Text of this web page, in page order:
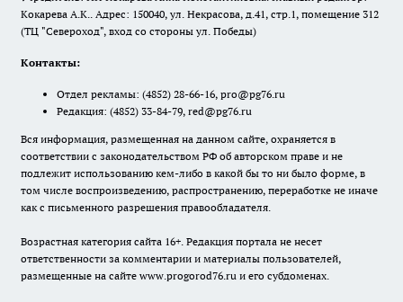
Кокарева А.К.. Адрес: 150040, ул. Некрасова, д.41, стр.1, помещение 312
(ТЦ "Североход", вход со стороны ул. Победы)
Контакты:
Отдел рекламы: (4852) 28-66-16, pro@pg76.ru
Редакция: (4852) 33-84-79, red@pg76.ru
Вся информация, размещенная на данном сайте, охраняется в
соответствии с законодательством РФ об авторском праве и не
подлежит использованию кем-либо в какой бы то ни было форме, в
том числе воспроизведению, распространению, переработке не иначе
как с письменного разрешения правообладателя.
Возрастная категория сайта 16+. Редакция портала не несет
ответственности за комментарии и материалы пользователей,
размещенные на сайте www.progorod76.ru и его субдоменах.